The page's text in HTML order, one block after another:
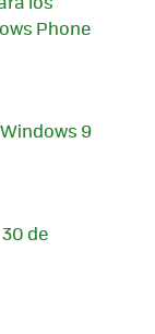
Phone
9
de